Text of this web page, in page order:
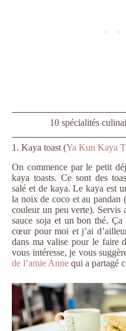
10 spécialités
1. Kaya toast (Ya Kun Kaya
On commence par le petit
kaya toasts. Ce sont des
salé et de kaya. Le kaya est
la noix de coco et au pandan
couleur un peu verte). Servis
sauce soja et un bon thé.
cœur pour moi et j’ai
dans ma valise pour le faire
vous intéresse, je vous
de l’amie Anne qui a partagé